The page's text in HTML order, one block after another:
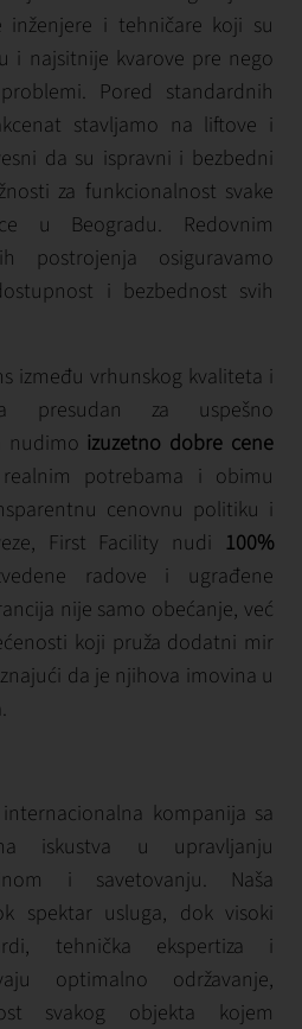
inženjere i tehničare koji su
i najsitnije kvarove pre nego
Pored standardnih
stavljamo na liftove i
da su ispravni i bezbedni
za funkcionalnost svake
u Beogradu. Redovnim
postrojenja osiguravamo
i bezbednost svih
između vrhunskog kvaliteta i
presudan za uspešno
nudimo izuzetno dobre cene
potrebama i obimu
cenovnu politiku i
First Facility nudi 100%
radove i ugrađene
nije samo obećanje, već
koji pruža dodatni mir
da je njihova imovina u
kompanija sa
iskustva u upravljanju
i savetovanju. Naša
spektar usluga, dok visoki
tehnička ekspertiza i
optimalno održavanje,
svakog objekta kojem